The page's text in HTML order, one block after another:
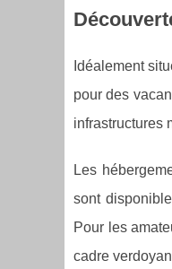
Idéalement
pour des
infrastructures
Les
sont
Pour les
cadre